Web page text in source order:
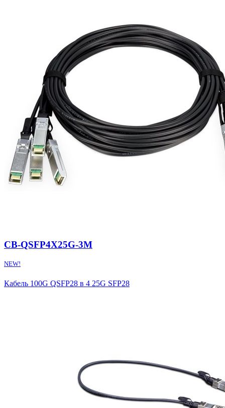
CB-QSFP4X25G-3M
NEW!
Кабель 100G QSFP28 в 4 25G SFP28